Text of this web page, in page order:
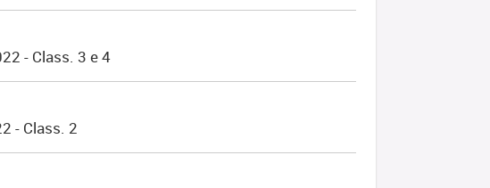
- Class. 3 e 4
- Class. 2